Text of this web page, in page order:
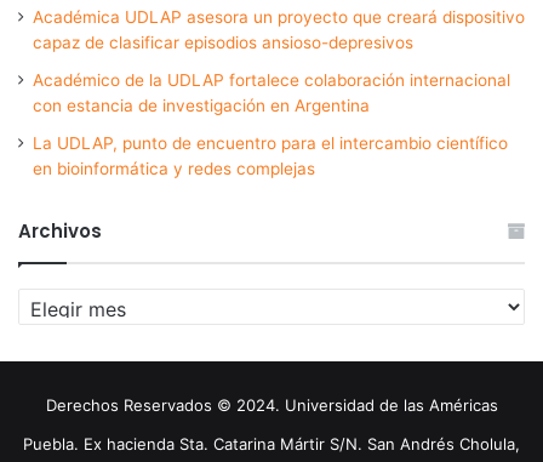
Académica UDLAP asesora un proyecto que creará dispositivo
capaz de clasificar episodios ansioso-depresivos
Académico de la UDLAP fortalece colaboración internacional
con estancia de investigación en Argentina
La UDLAP, punto de encuentro para el intercambio científico
en bioinformática y redes complejas
Archivos
Archivos
Derechos Reservados © 2024. Universidad de las Américas
Puebla. Ex hacienda Sta. Catarina Mártir S/N. San Andrés Cholula,